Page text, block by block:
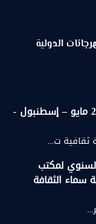
الدولية
زيارة علمية إلى جامعة مرمرة وجامعة إسطنبول 29 مايو – إسطنبول -
ت...
لمكتب
الثقافة